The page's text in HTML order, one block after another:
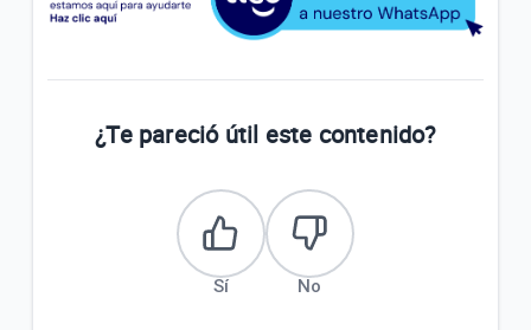
¿Te pareció útil este contenido?
Sí No